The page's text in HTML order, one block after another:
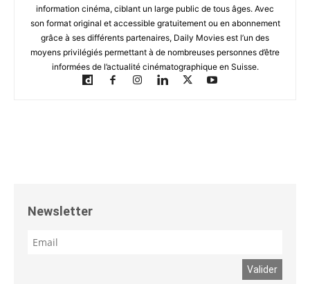
information cinéma, ciblant un large public de tous âges. Avec
son format original et accessible gratuitement ou en abonnement
grâce à ses différents partenaires, Daily Movies est l’un des
moyens privilégiés permettant à de nombreuses personnes d’être
informées de l’actualité cinématographique en Suisse.
Newsletter